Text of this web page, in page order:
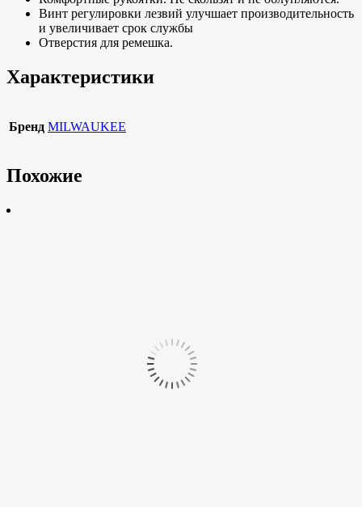
Винт регулировки лезвий улучшает производительность
и увеличивает срок службы
Отверстия для ремешка.
Характеристики
Бренд MILWAUKEE
Похожие